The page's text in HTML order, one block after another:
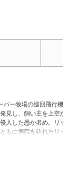
ー牧場の巡回飛行
見し、飼い主を上
入した愚か者め。
もに病院を訪れた